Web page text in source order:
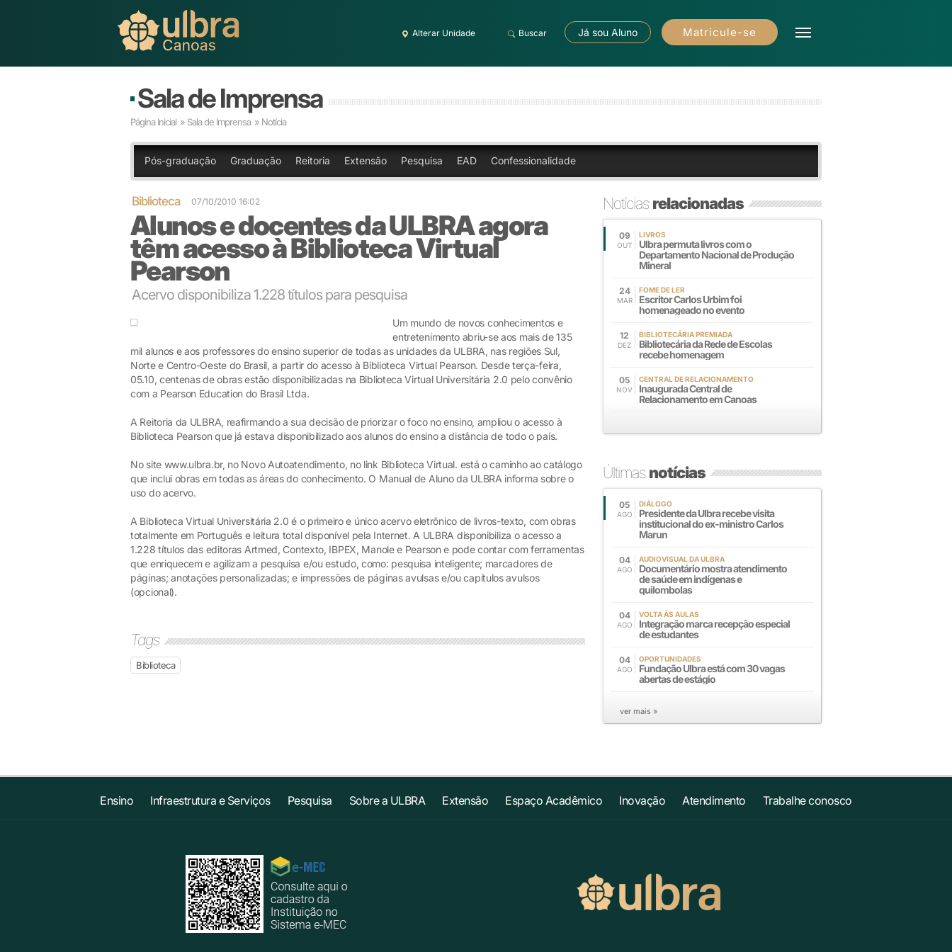
Alterar Unidade Buscar Já sou Aluno Matricule-se
Sala de Imprensa
Página Inicial » Sala de Imprensa » Notícia
Pós-graduação Graduação Reitoria Extensão Pesquisa EAD Confessionalidade
Biblioteca 07/10/2010 16:02
Alunos e docentes da ULBRA agora
têm acesso à Biblioteca Virtual
Pearson
Acervo disponibiliza 1.228 títulos para pesquisa
Um mundo de novos conhecimentos e
entretenimento abriu-se aos mais de 135
mil alunos e aos professores do ensino superior de todas as unidades da ULBRA, nas regiões Sul,
Norte e Centro-Oeste do Brasil, a partir do acesso à Biblioteca Virtual Pearson. Desde terça-feira,
05.10, centenas de obras estão disponibilizadas na Biblioteca Virtual Universitária 2.0 pelo convênio
com a Pearson Education do Brasil Ltda.
A Reitoria da ULBRA, reafirmando a sua decisão de priorizar o foco no ensino, ampliou o acesso à
Biblioteca Pearson que já estava disponibilizado aos alunos do ensino a distância de todo o país.
No site www.ulbra.br, no Novo Autoatendimento, no link Biblioteca Virtual. está o caminho ao catálogo
que inclui obras em todas as áreas do conhecimento. O Manual de Aluno da ULBRA informa sobre o
uso do acervo.
A Biblioteca Virtual Universitária 2.0 é o primeiro e único acervo eletrônico de livros-texto, com obras
totalmente em Português e leitura total disponível pela Internet. A ULBRA disponibiliza o acesso a
1.228 títulos das editoras Artmed, Contexto, IBPEX, Manole e Pearson e pode contar com ferramentas
que enriquecem e agilizam a pesquisa e/ou estudo, como: pesquisa inteligente; marcadores de
páginas; anotações personalizadas; e impressões de páginas avulsas e/ou capítulos avulsos
(opcional).
Tags
Biblioteca
Notíciasrelacionadas
09
OUT
LIVROS
Ulbra permuta livros com o
Departamento Nacional de Produção
Mineral
24
MAR
FOME DE LER
Escritor Carlos Urbim foi
homenageado no evento
12
DEZ
BIBLIOTECÁRIA PREMIADA
Bibliotecária da Rede de Escolas
recebe homenagem
05
NOV
CENTRAL DE RELACIONAMENTO
Inaugurada Central de
Relacionamento em Canoas
Últimasnotícias
05
AGO
DIÁLOGO
Presidente da Ulbra recebe visita
institucional do ex-ministro Carlos
Marun
04
AGO
AUDIOVISUAL DA ULBRA
Documentário mostra atendimento
de saúde em indígenas e
quilombolas
04
AGO
VOLTA ÀS AULAS
Integração marca recepção especial
de estudantes
04
AGO
OPORTUNIDADES
Fundação Ulbra está com 30 vagas
abertas de estágio
ver mais »
Ensino Infraestrutura e Serviços Pesquisa Sobre a ULBRA Extensão Espaço Acadêmico Inovação Atendimento Trabalhe conosco